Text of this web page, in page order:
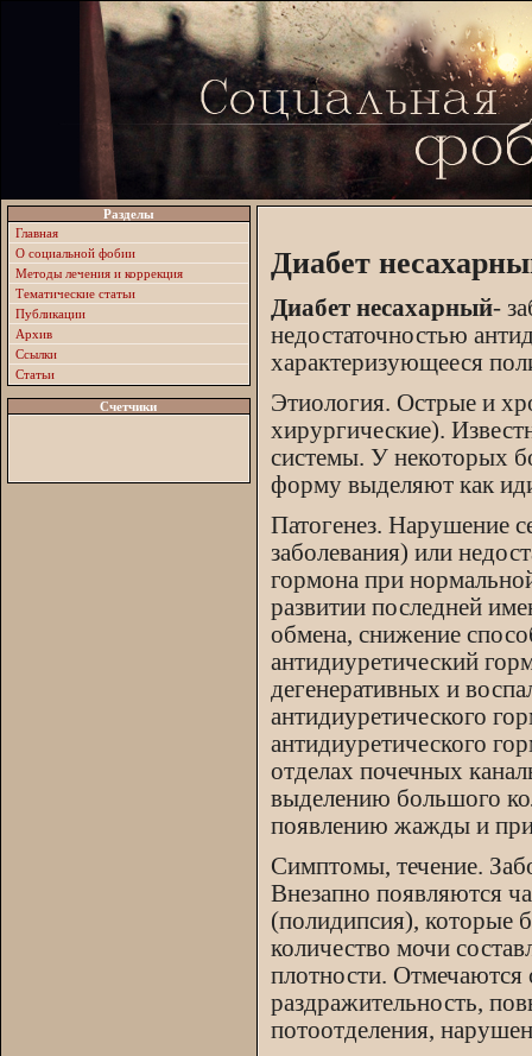
Разделы
Главная
О социальной фобии
Методы лечения и коррекция
Тематические статьи
Публикации
Архив
Ссылки
Статьи
Счетчики
Диабет
Диабет несахарный-
недостаточностью
характеризующееся
Этиология. Острые и
хирургические).
системы. У некоторых
форму выделяют как
Патогенез. Нарушение
заболевания) или
гормона при
развитии последней
обмена, снижение
антидиуретический
дегенеративных и
антидиуретического
антидиуретического
отделах почечных
выделению большого
появлению жажды и
Симптомы, течение.
Внезапно появляются
(полидипсия), которые
количество мочи
плотности. Отмечаются
раздражительность,
потоотделения,